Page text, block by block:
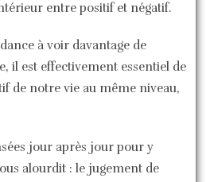
entre positif et négatif.
à voir davantage de
il est effectivement essentiel de
de notre vie au même niveau,
jour après jour pour y
alourdit : le jugement de